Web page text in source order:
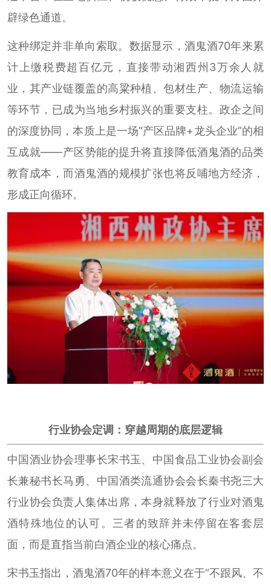
辟绿色通道。
这种绑定并非单向索取。数据显示，酒鬼酒70年来累
计上缴税费超百亿元，直接带动湘西州3万余人就
业，其产业链覆盖的高粱种植、包材生产、物流运输
等环节，已成为当地乡村振兴的重要支柱。政企之间
的深度协同，本质上是一场“产区品牌+龙头企业”的相
互成就——产区势能的提升将直接降低酒鬼酒的品类
教育成本，而酒鬼酒的规模扩张也将反哺地方经济，
形成正向循环。
行业协会定调：穿越周期的底层逻辑
中国酒业协会理事长宋书玉、中国食品工业协会副会
长兼秘书长马勇、中国酒类流通协会会长秦书尧三大
行业协会负责人集体出席，本身就释放了行业对酒鬼
酒特殊地位的认可。三者的致辞并未停留在客套层
面，而是直指当前白酒企业的核心痛点。
宋书玉指出，酒鬼酒70年的样本意义在于“不跟风、不